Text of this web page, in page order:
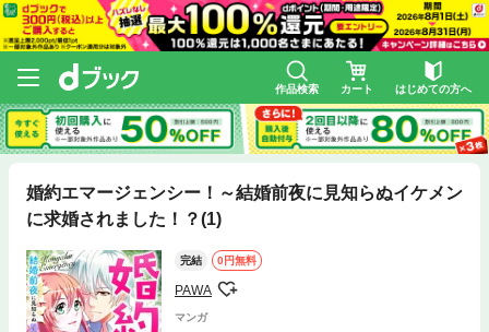
作品検索 カート はじめての方へ
婚約エマージェンシー！～結婚前夜に見知らぬイケメン
に求婚されました！？(1)
完結 0円無料
PAWA
マンガ